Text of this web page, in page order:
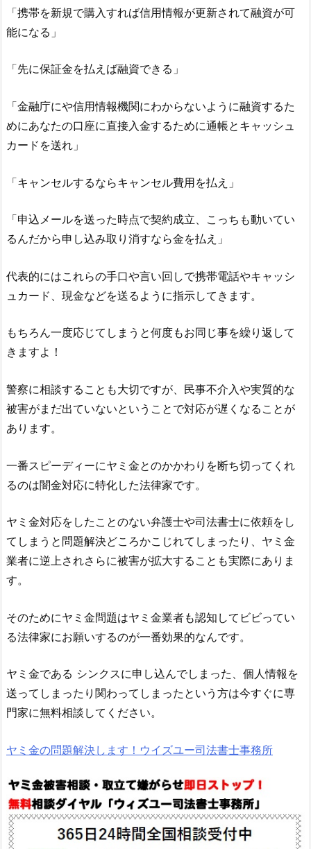
「携帯を新規で購入すれば信用情報が更新されて融資が可
能になる」
「先に保証金を払えば融資できる」
「金融庁にや信用情報機関にわからないように融資するた
めにあなたの口座に直接入金するために通帳とキャッシュ
カードを送れ」
「キャンセルするならキャンセル費用を払え」
「申込メールを送った時点で契約成立、こっちも動いてい
るんだから申し込み取り消すなら金を払え」
代表的にはこれらの手口や言い回しで携帯電話やキャッシ
ュカード、現金などを送るように指示してきます。
もちろん一度応じてしまうと何度もお同じ事を繰り返して
きますよ！
警察に相談することも大切ですが、民事不介入や実質的な
被害がまだ出ていないということで対応が遅くなることが
あります。
一番スピーディーにヤミ金とのかかわりを断ち切ってくれ
るのは闇金対応に特化した法律家です。
ヤミ金対応をしたことのない弁護士や司法書士に依頼をし
てしまうと問題解決どころかこじれてしまったり、ヤミ金
業者に逆上されさらに被害が拡大することも実際にありま
す。
そのためにヤミ金問題はヤミ金業者も認知してビビってい
る法律家にお願いするのが一番効果的なんです。
ヤミ金である シンクスに申し込んでしまった、個人情報を
送ってしまったり関わってしまったという方は今すぐに専
門家に無料相談してください。
ヤミ金の問題解決します！ウイズユー司法書士事務所